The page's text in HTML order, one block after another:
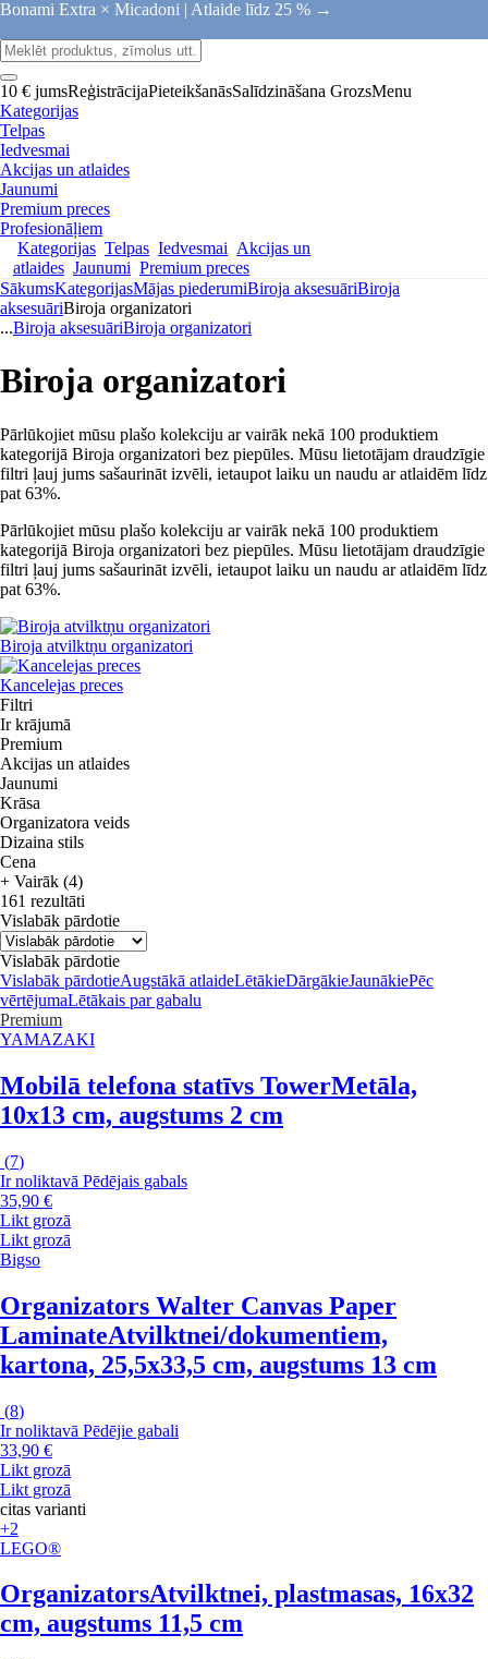
Bonami Extra × Micadoni | Atlaide līdz 25 % →
10 € jumsReģistrācijaPieteikšanāsSalīdzināšana GrozsMenu
Kategorijas
Telpas
Iedvesmai
Akcijas un atlaides
Jaunumi
Premium preces
Profesionāļiem
Kategorijas Telpas Iedvesmai Akcijas un
atlaides Jaunumi Premium preces
SākumsKategorijasMājas piederumiBiroja aksesuāriBiroja
aksesuāriBiroja organizatori
...Biroja aksesuāriBiroja organizatori
Biroja organizatori
Pārlūkojiet mūsu plašo kolekciju ar vairāk nekā 100 produktiem
kategorijā Biroja organizatori bez piepūles. Mūsu lietotājam draudzīgie
filtri ļauj jums sašaurināt izvēli, ietaupot laiku un naudu ar atlaidēm līdz
pat 63%.
Pārlūkojiet mūsu plašo kolekciju ar vairāk nekā 100 produktiem
kategorijā Biroja organizatori bez piepūles. Mūsu lietotājam draudzīgie
filtri ļauj jums sašaurināt izvēli, ietaupot laiku un naudu ar atlaidēm līdz
pat 63%.
Biroja atvilktņu organizatori
Kancelejas preces
Filtri
Ir krājumā
Premium
Akcijas un atlaides
Jaunumi
Krāsa
Organizatora veids
Dizaina stils
Cena
+ Vairāk (4)
161 rezultāti
Vislabāk pārdotie
Vislabāk pārdotie
Vislabāk pārdotieAugstākā atlaideLētākieDārgākieJaunākiePēc
vērtējumaLētākais par gabalu
Premium
YAMAZAKI
Mobilā telefona statīvs TowerMetāla,
10x13 cm, augstums 2 cm
(7)
Ir noliktavā Pēdējais gabals
35,90 €
Likt grozā
Likt grozā
Bigso
Organizators Walter Canvas Paper
LaminateAtvilktnei/dokumentiem,
kartona, 25,5x33,5 cm, augstums 13 cm
(8)
Ir noliktavā Pēdējie gabali
33,90 €
Likt grozā
Likt grozā
citas varianti
+2
LEGO®
OrganizatorsAtvilktnei, plastmasas, 16x32
cm, augstums 11,5 cm